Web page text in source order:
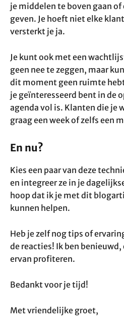
je middelen te boven gaan of
geven. Je hoeft niet elke
versterkt je ja.
Je kunt ook met een
geen nee te zeggen, maar
dit moment geen ruimte
je geïnteresseerd bent in de
agenda vol is. Klanten die je
graag een week of zelfs een
En nu?
Kies een paar van deze
en integreer ze in je
hoop dat ik je met dit
kunnen helpen.
Heb je zelf nog tips of
de reacties! Ik ben
ervan profiteren.
Bedankt voor je tijd!
Met vriendelijke groet,